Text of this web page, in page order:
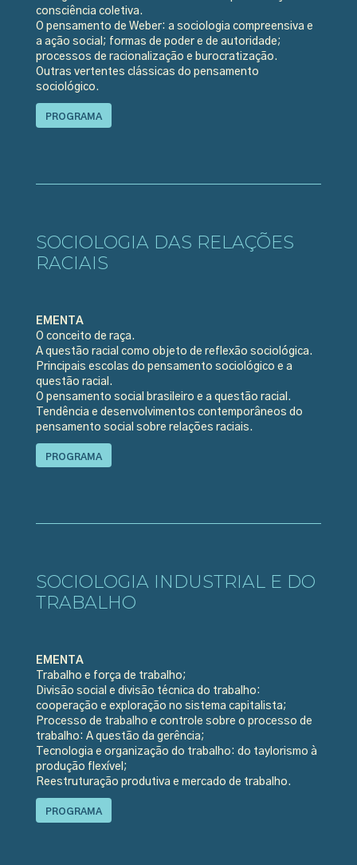
consciência coletiva.
O pensamento de Weber: a sociologia compreensiva e
a ação social; formas de poder e de autoridade;
processos de racionalização e burocratização.
Outras vertentes clássicas do pensamento
sociológico.
PROGRAMA
SOCIOLOGIA DAS RELAÇÕES
RACIAIS
EMENTA
O conceito de raça.
A questão racial como objeto de reflexão sociológica.
Principais escolas do pensamento sociológico e a
questão racial.
O pensamento social brasileiro e a questão racial.
Tendência e desenvolvimentos contemporâneos do
pensamento social sobre relações raciais.
PROGRAMA
SOCIOLOGIA INDUSTRIAL E DO
TRABALHO
EMENTA
Trabalho e força de trabalho;
Divisão social e divisão técnica do trabalho:
cooperação e exploração no sistema capitalista;
Processo de trabalho e controle sobre o processo de
trabalho: A questão da gerência;
Tecnologia e organização do trabalho: do taylorismo à
produção flexível;
Reestruturação produtiva e mercado de trabalho.
PROGRAMA